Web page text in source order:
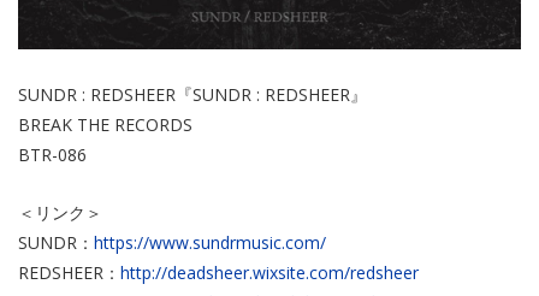
SUNDR : REDSHEER『SUNDR : REDSHEER』
BREAK THE RECORDS
BTR-086
＜リンク＞
SUNDR： https://www.sundrmusic.com/
REDSHEER： http://deadsheer.wixsite.com/redsheer